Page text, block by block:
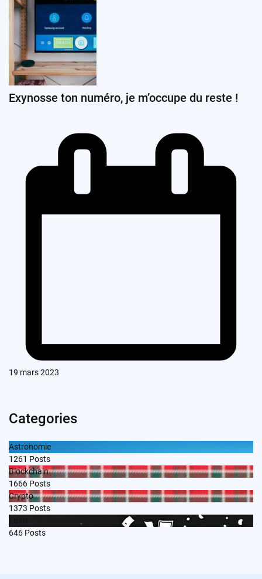
Exynosse ton numéro, je m’occupe du reste !
19 mars 2023
Categories
Astronomie
1261 Posts
Blockchain
1666 Posts
Crypto
1373 Posts
646 Posts